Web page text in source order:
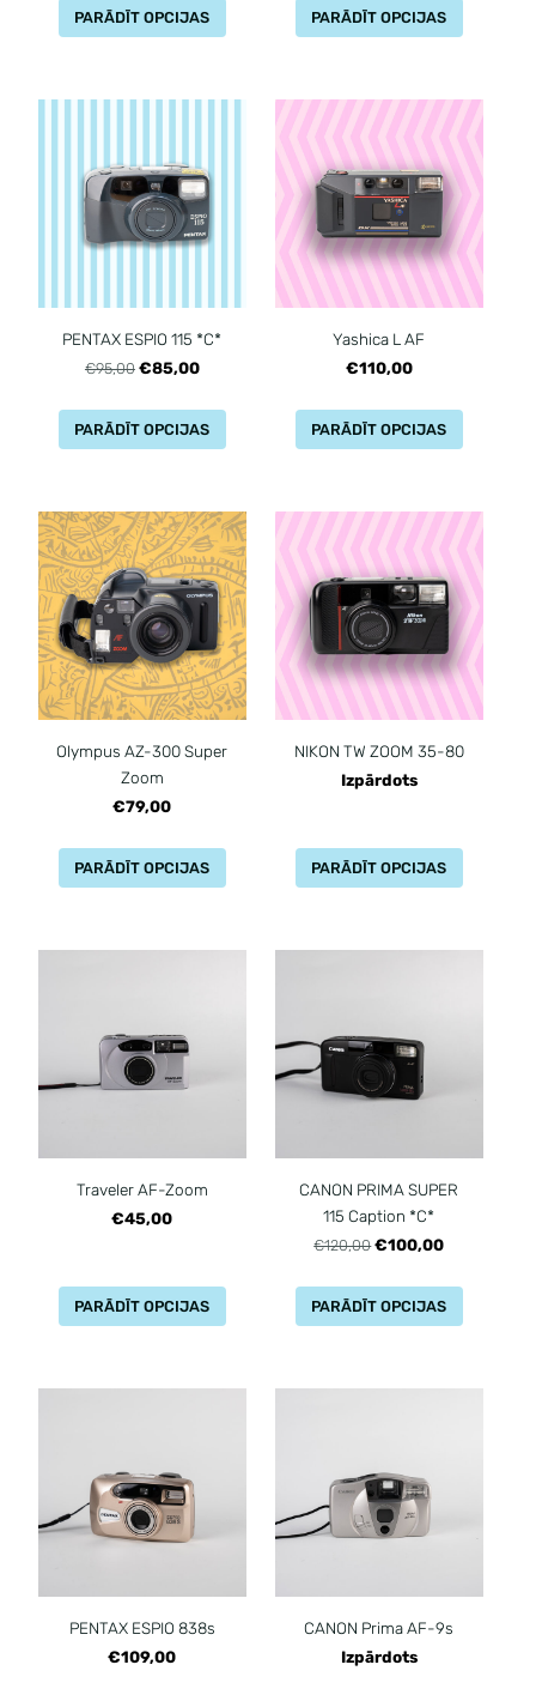
PARĀDĪT OPCIJAS PARĀDĪT OPCIJAS
PENTAX ESPIO 115 *C*
€95,00 €85,00
PARĀDĪT OPCIJAS
Yashica L AF
€110,00
PARĀDĪT OPCIJAS
Olympus AZ-300 Super
Zoom
€79,00
PARĀDĪT OPCIJAS
NIKON TW ZOOM 35-80
Izpārdots
PARĀDĪT OPCIJAS
Traveler AF-Zoom
€45,00
PARĀDĪT OPCIJAS
CANON PRIMA SUPER
115 Caption *C*
€120,00 €100,00
PARĀDĪT OPCIJAS
PENTAX ESPIO 838s
€109,00
CANON Prima AF-9s
Izpārdots